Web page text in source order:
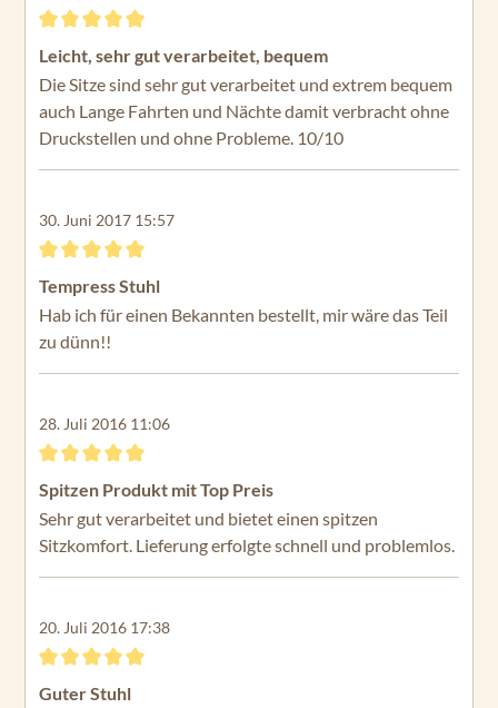
Bewertung mit 5 von 5 Sternen
Leicht, sehr gut verarbeitet, bequem
Die Sitze sind sehr gut verarbeitet und extrem bequem
auch Lange Fahrten und Nächte damit verbracht ohne
Druckstellen und ohne Probleme. 10/10
30. Juni 2017 15:57
Bewertung mit 5 von 5 Sternen
Tempress Stuhl
Hab ich für einen Bekannten bestellt, mir wäre das Teil
zu dünn!!
28. Juli 2016 11:06
Bewertung mit 5 von 5 Sternen
Spitzen Produkt mit Top Preis
Sehr gut verarbeitet und bietet einen spitzen
Sitzkomfort. Lieferung erfolgte schnell und problemlos.
20. Juli 2016 17:38
Bewertung mit 5 von 5 Sternen
Guter Stuhl